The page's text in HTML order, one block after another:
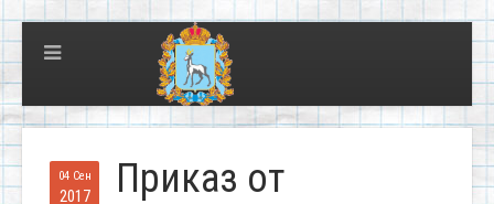
04 Сен
2017
Приказ от